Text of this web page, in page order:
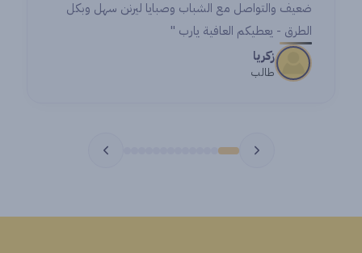
ضعيف والتواصل مع الشباب وصبايا ليرنن سهل وبكل
الطرق - يعطيكم العافية يارب "
زكريا
طالب